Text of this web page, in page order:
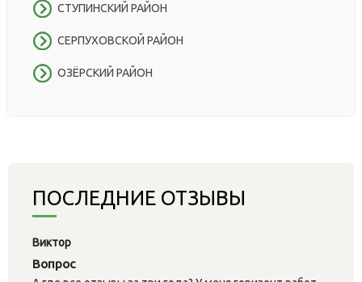
СТУПИНСКИЙ РАЙОН
СЕРПУХОВСКОЙ РАЙОН
ОЗЁРСКИЙ РАЙОН
ПОСЛЕДНИЕ ОТЗЫВЫ
Виктор
Вопрос